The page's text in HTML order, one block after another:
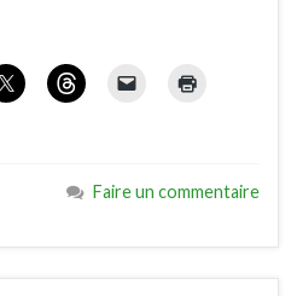
Faire un commentaire